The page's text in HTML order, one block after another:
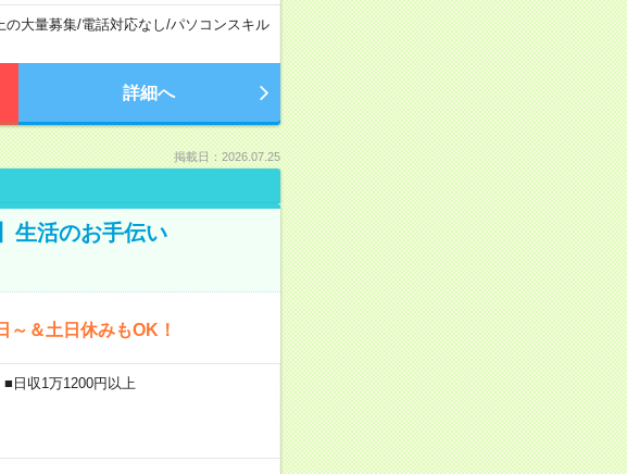
の大量募集/電話対応なし/パソコンスキル
詳細へ
掲載日：2026.07.25
生活のお手伝い
＆土日休みもOK！
収1万1200円以上